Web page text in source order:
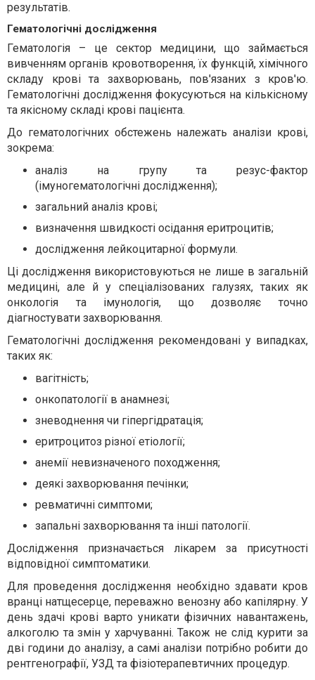
результатів.
Гематологічні дослідження
Гематологія – це сектор медицини, що займається
вивченням органів кровотворення, їх функцій, хімічного
складу крові та захворювань, пов'язаних з кров'ю.
Гематологічні дослідження фокусуються на кількісному
та якісному складі крові пацієнта.
До гематологічних обстежень належать аналізи крові,
зокрема:
аналіз на групу та резус-фактор
(імуногематологічні дослідження);
загальний аналіз крові;
визначення швидкості осідання еритроцитів;
дослідження лейкоцитарної формули.
Ці дослідження використовуються не лише в загальній
медицині, але й у спеціалізованих галузях, таких як
онкологія та імунологія, що дозволяє точно
діагностувати захворювання.
Гематологічні дослідження рекомендовані у випадках,
таких як:
вагітність;
онкопатології в анамнезі;
зневоднення чи гіпергідратація;
еритроцитоз різної етіології;
анемії невизначеного походження;
деякі захворювання печінки;
ревматичні симптоми;
запальні захворювання та інші патології.
Дослідження призначається лікарем за присутності
відповідної симптоматики.
Для проведення дослідження необхідно здавати кров
вранці натщесерце, переважно венозну або капілярну. У
день здачі крові варто уникати фізичних навантажень,
алкоголю та змін у харчуванні. Також не слід курити за
дві години до аналізу, а самі аналізи потрібно робити до
рентгенографії, УЗД та фізіотерапевтичних процедур.